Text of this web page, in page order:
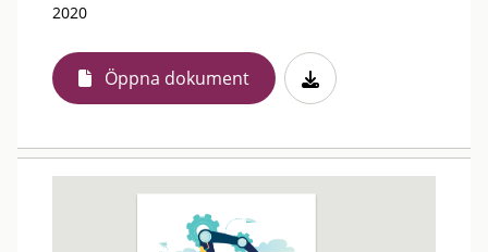
2020
Öppna dokument